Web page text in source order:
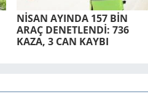
NİSAN AYIN­DA 157 BİN
ARAÇ DE­NET­LENDİ: 736
KAZA, 3 CAN KAYBI